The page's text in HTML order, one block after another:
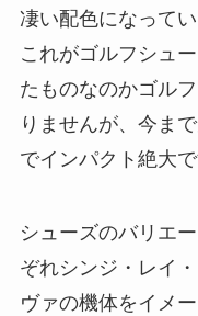
凄い配色になってい
これがゴルフシュ
たものなのかゴル
りませんが、今ま
でインパクト絶大で
シューズのバリエ
ぞれシンジ・レイ
ヴァの機体をイメ